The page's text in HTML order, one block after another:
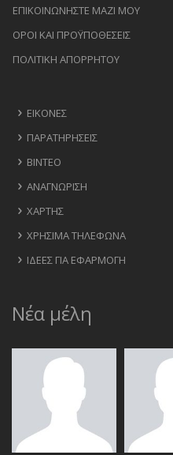
ΕΠΙΚΟΙΝΩΝΉΣΤΕ ΜΑΖΊ ΜΟΥ
ΟΡΟΙ ΚΑΙ ΠΡΟΫΠΟΘΈΣΕΙΣ
ΠΟΛΙΤΙΚΉ ΑΠΟΡΡΉΤΟΥ
ΕΙΚΌΝΕΣ
ΠΑΡΑΤΗΡΉΣΕΙΣ
ΒΊΝΤΕΟ
ΑΝΑΓΝΏΡΙΣΗ
ΧΆΡΤΗΣ
ΧΡΉΣΙΜΑ ΤΗΛΈΦΩΝΑ
ΙΔΈΕΣ ΓΙΑ ΕΦΑΡΜΟΓΉ
Νέα μέλη